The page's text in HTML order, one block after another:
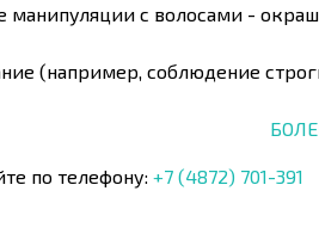
манипуляции с волосами -
(например, соблюдение
по телефону: +7 (4872) 701-391